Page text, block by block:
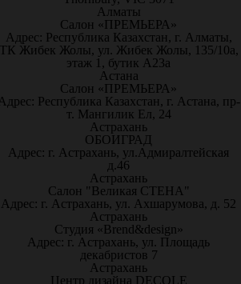
Алматы
Салон «ПРЕМЬЕРА»
Адрес: Республика Казахстан, г. Алматы,
Жибек Жолы, ул. Жибек Жолы, 135/10а,
этаж 1, бутик А23а
Астана
Салон «ПРЕМЬЕРА»
Республика Казахстан, г. Астана, пр-
т. Мангилик Ел, 24
Астрахань
ОБОИГРАД
Адрес: г. Астрахань, ул.Адмиралтейская
д.46
Астрахань
Салон "Великая СТЕНА"
Адрес: г. Астрахань, ул. Ахшарумова, д. 52
Астрахань
Студия «Brend&design»
Адрес: г. Астрахань, ул. Площадь
декабристов 7
Астрахань
Центр дизайна DECOLE